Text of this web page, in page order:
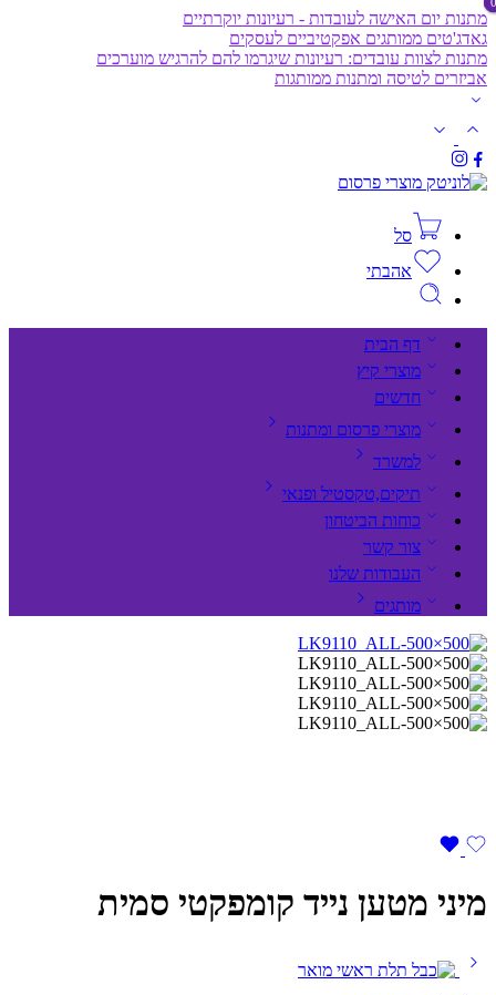
מתנות יום האישה לעובדות - רעיונות יוקרתיים
גאדג'טים ממותגים אפקטיביים לעסקים
מתנות לצוות עובדים: רעיונות שיגרמו להם להרגיש מוערכים
אביזרים לטיסה ומתנות ממותגות
סל
אהבתי
דף הבית
מוצרי קיץ
חדשים
מוצרי פרסום ומתנות
למשרד
תיקים,טקסטיל ופנאי
כוחות הביטחון
צור קשר
העבודות שלנו
מותגים
מיני מטען נייד קומפקטי סמית